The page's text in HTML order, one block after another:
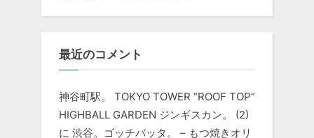
最近のコメント
神谷町駅。 TOKYO TOWER “ROOF TOP”
HIGHBALL GARDEN ジンギスカン。 (2)
に 渋谷。ゴッチバッタ。 – もつ焼きオリ